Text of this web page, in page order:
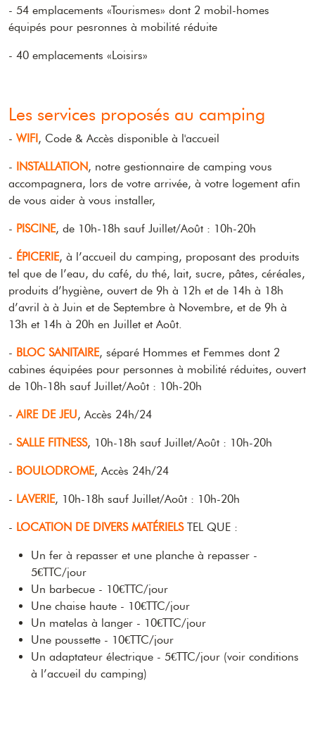
- 54 emplacements «Tourismes» dont 2 mobil-homes
équipés pour pesronnes à mobilité réduite
- 40 emplacements «Loisirs»
Les services proposés au camping
- WIFI, Code & Accès disponible à l'accueil
- INSTALLATION, notre gestionnaire de camping vous
accompagnera, lors de votre arrivée, à votre logement afin
de vous aider à vous installer,
- PISCINE, de 10h-18h sauf Juillet/Août : 10h-20h
- ÉPICERIE, à l’accueil du camping, proposant des produits
tel que de l’eau, du café, du thé, lait, sucre, pâtes, céréales,
produits d’hygiène, ouvert de 9h à 12h et de 14h à 18h
d’avril à à Juin et de Septembre à Novembre, et de 9h à
13h et 14h à 20h en Juillet et Août.
- BLOC SANITAIRE, séparé Hommes et Femmes dont 2
cabines équipées pour personnes à mobilité réduites, ouvert
de 10h-18h sauf Juillet/Août : 10h-20h
-AIRE DE JEU, Accès 24h/24
- SALLE FITNESS, 10h-18h sauf Juillet/Août : 10h-20h
- BOULODROME, Accès 24h/24
- LAVERIE, 10h-18h sauf Juillet/Août : 10h-20h
- LOCATION DE DIVERS MATÉRIELSTEL QUE :
Un fer à repasser et une planche à repasser -
5€TTC/jour
Un barbecue - 10€TTC/jour
Une chaise haute - 10€TTC/jour
Un matelas à langer - 10€TTC/jour
Une poussette - 10€TTC/jour
Un adaptateur électrique - 5€TTC/jour (voir conditions
à l’accueil du camping)